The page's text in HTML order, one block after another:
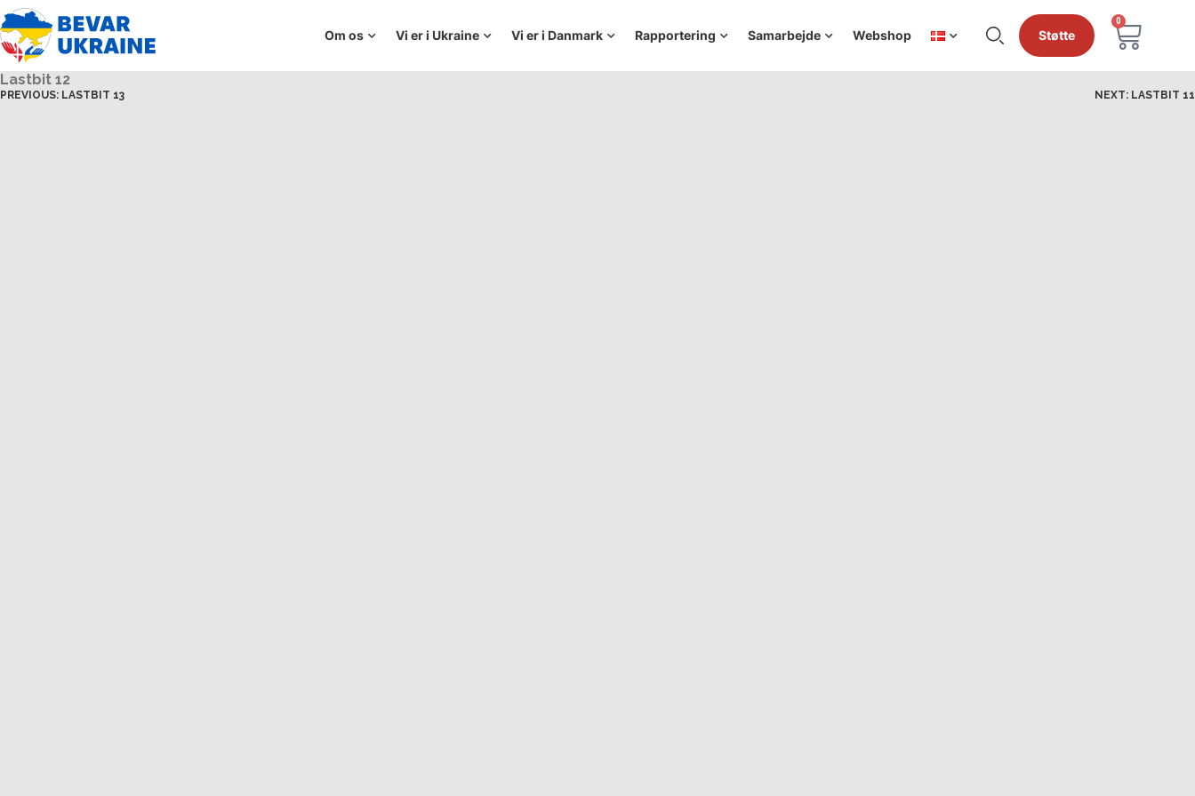
Om os Vi er i Ukraine Vi er i Danmark Rapportering Samarbejde Webshop Støtte
0
Lastbit 12
PREVIOUS: LASTBIT 13 NEXT: LASTBIT 11